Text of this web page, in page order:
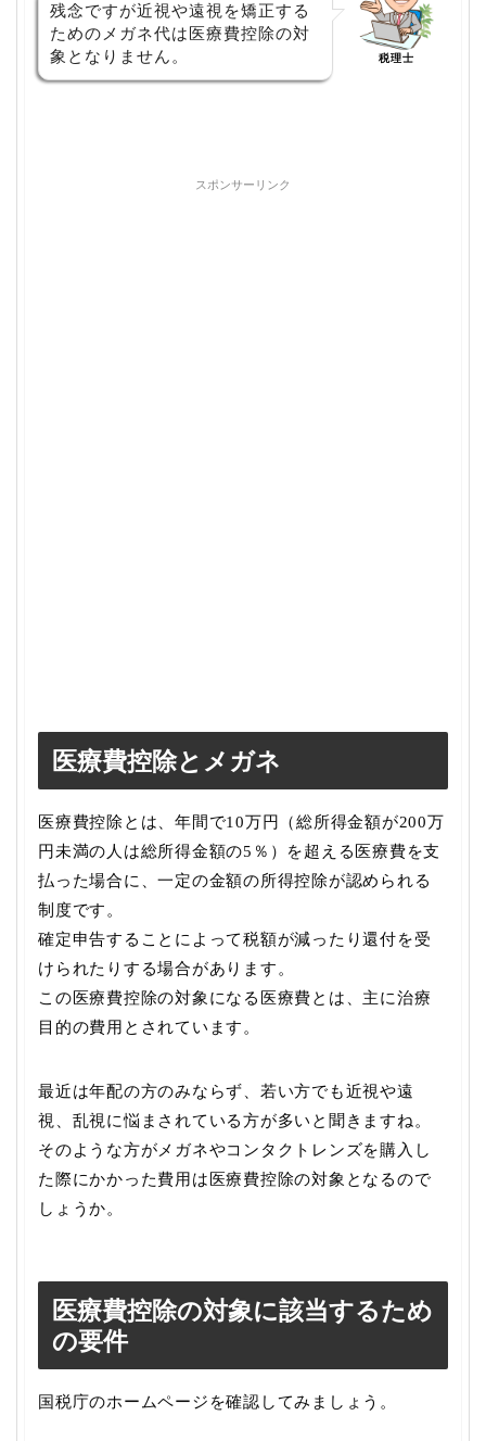
残念ですが近視や遠視を矯正する
ためのメガネ代は医療費控除の対
象となりません。
税理士
スポンサーリンク
医療費控除とメガネ
医療費控除とは、年間で10万円（総所得金額が200万
円未満の人は総所得金額の5％）を超える医療費を支
払った場合に、一定の金額の所得控除が認められる
制度です。
確定申告することによって税額が減ったり還付を受
けられたりする場合があります。
この医療費控除の対象になる医療費とは、主に治療
目的の費用とされています。
最近は年配の方のみならず、若い方でも近視や遠
視、乱視に悩まされている方が多いと聞きますね。
そのような方がメガネやコンタクトレンズを購入し
た際にかかった費用は医療費控除の対象となるので
しょうか。
医療費控除の対象に該当するため
の要件
国税庁のホームページを確認してみましょう。